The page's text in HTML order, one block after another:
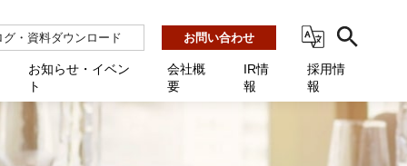
グ・資料ダウンロード お問い合わせ
ーション連携 AMF-SEC
るご質問 / お困りのときに
お知らせ・イベン
ト
会社概
要
IR情
報
採用情
報